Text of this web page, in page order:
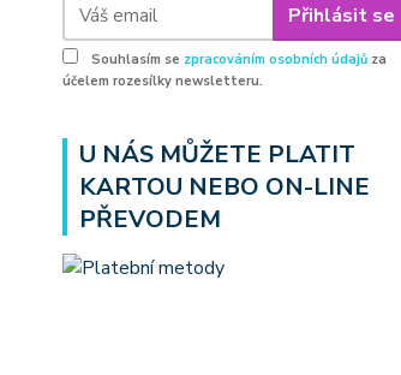
Přihlásit se
Souhlasím se zpracováním osobních údajů za
účelem rozesílky newsletteru.
U NÁS MŮŽETE PLATIT
KARTOU NEBO ON-LINE
PŘEVODEM